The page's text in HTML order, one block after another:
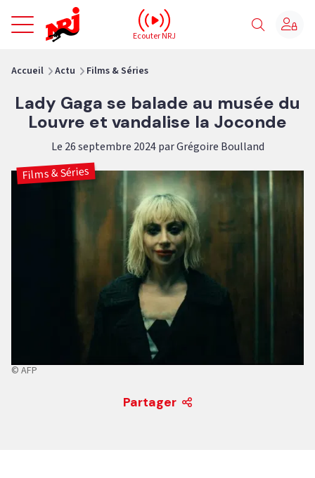
NRJ - Accueil
Ecouter NRJ
Accueil Actu Films & Séries
Lady Gaga se balade au musée du
Louvre et vandalise la Joconde
Le 26 septembre 2024 par Grégoire Boulland
Films & Séries
© AFP
Partager